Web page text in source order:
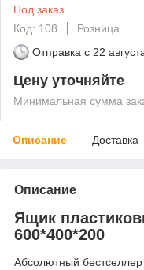
Под заказ
Код: 108
Розница
Отправка с 22
Цену уточняйте
Минимальная сумма
Описание Доставка
Описание
Ящик
600*400*200
Абсолютный